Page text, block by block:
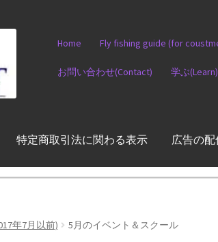
Home Fly fishing guide (for
お問い合わせ(Contact) 学ぶ(Learn)
特定商取引法に関わる表示 広告の
年7月以前) 5月のイベント＆スクール